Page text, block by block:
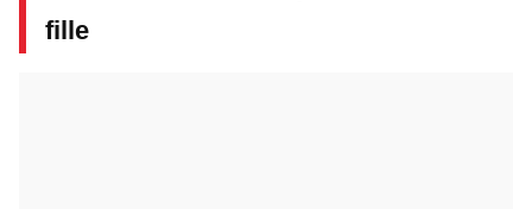
fille